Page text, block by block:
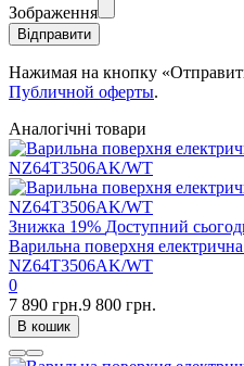
Зображення
Відправити
Нажимая на кнопку
Публичной оферты.
Аналогічні товари
Знижка 19% Доступний
Варильна поверхня
NZ64T3506AK/WT
0
7 890 грн.9 800 грн.
В кошик